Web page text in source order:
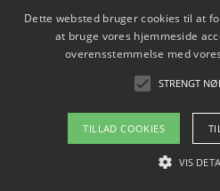
Copyright 2026 -
Om / kontakt
Blog
Dette websted bruger cookies til at
at bruge vores hjemmeside
overensstemmelse med
STRENGT
TILLAD COOKIES
VIS